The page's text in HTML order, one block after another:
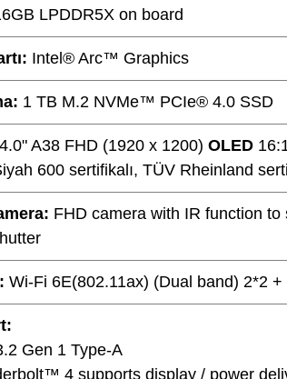
LPDDR5X on board
Intel® Arc™ Graphics
1 TB M.2 NVMe™ PCIe® 4.0 SSD
A38 FHD (1920 x 1200) OLED
600 sertifikalı, TÜV Rheinland
FHD camera with IR function
Wi-Fi 6E(802.11ax) (Dual band) 2*2
Gen 1 Type-A
4 supports display / power